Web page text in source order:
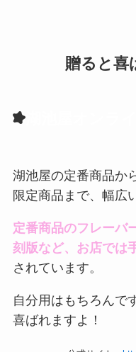
贈ると喜
湖池屋オンライ
湖池屋の定番商品か
限定商品まで、幅広
定番商品のフレーバ
刻版など、お店では
されています。
自分用はもちろんで
喜ばれますよ！